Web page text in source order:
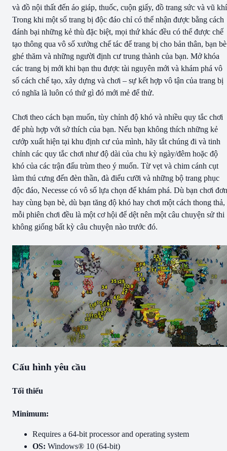
và đồ nội thất đến áo giáp, thuốc, cuộn giấy, đồ trang sức và vũ
Trong khi một số trang bị độc đáo chỉ có thể nhận được bằng cách
đánh bại những kẻ thù đặc biệt, mọi thứ khác đều có thể được chế
tạo thông qua vô số xưởng chế tác để trang bị cho bản thân, bạn bè
ghé thăm và những người định cư trung thành của bạn. Mở khóa
các trang bị mới khi bạn thu được tài nguyên mới và khám phá vô
số cách chế tạo, xây dựng và chơi – sự kết hợp vô tận của trang bị
có nghĩa là luôn có thứ gì đó mới mẻ để thử.
Chơi theo cách bạn muốn, tùy chỉnh độ khó và nhiều quy tắc chơi
để phù hợp với sở thích của bạn. Nếu bạn không thích những kẻ
cướp xuất hiện tại khu định cư của mình, hãy tắt chúng đi và tinh
chỉnh các quy tắc chơi như độ dài của chu kỳ ngày/đêm hoặc độ
khó của các trận đấu trùm theo ý muốn. Từ vẹt và chim cánh cụt
làm thú cưng đến đèn thần, đà điểu cưỡi và những bộ trang phục
độc đáo, Necesse có vô số lựa chọn để khám phá. Dù bạn chơi đơn
hay cùng bạn bè, dù bạn tăng độ khó hay chơi một cách thong thả,
mỗi phiên chơi đều là một cơ hội để dệt nên một câu chuyện sử thi
không giống bất kỳ câu chuyện nào trước đó.
Cấu hình yêu cầu
Tối thiểu
Minimum:
Requires a 64-bit processor and operating system
OS: Windows® 10 (64-bit)